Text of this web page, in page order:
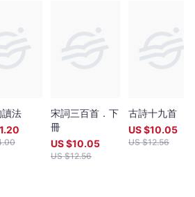
讀法
宋詞三百首．下
冊
US $10.05
US $12.56
古詩十九首
US $10.05
US $12.56